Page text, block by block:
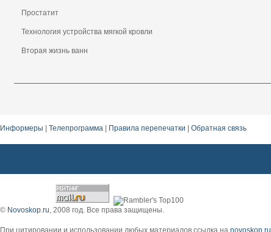
Простатит
Технология устройства мягкой кровли
Вторая жизнь ванн
Информеры Телепрограмма Правила перепечатки Обратная связь
© Novoskop.ru, 2008 год. Все права защищены.
При цитировании и использовании любых материалов ссылка на novoskop.ru